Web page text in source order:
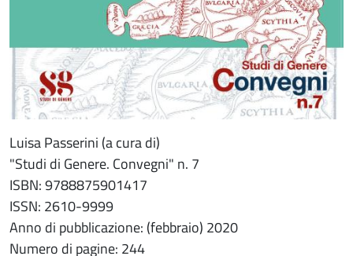
Luisa Passerini (a cura di)
"Studi di Genere. Convegni" n. 7
ISBN: 9788875901417
ISSN: 2610-9999
Anno di pubblicazione: (febbraio) 2020
Numero di pagine: 244